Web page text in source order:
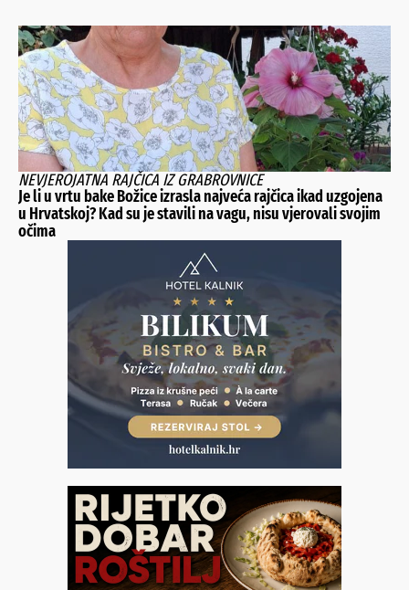
NEVJEROJATNA RAJČICA IZ GRABROVNICE
Je li u vrtu bake Božice izrasla najveća rajčica ikad uzgojena
u Hrvatskoj? Kad su je stavili na vagu, nisu vjerovali svojim
očima